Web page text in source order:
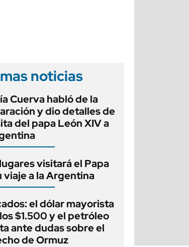
noticias
Cuerva habló de la
y dio detalles de
del papa León XIV a
visitará el Papa
viaje a la Argentina
el dólar mayorista
$1.500 y el petróleo
ante dudas sobre el
de Ormuz